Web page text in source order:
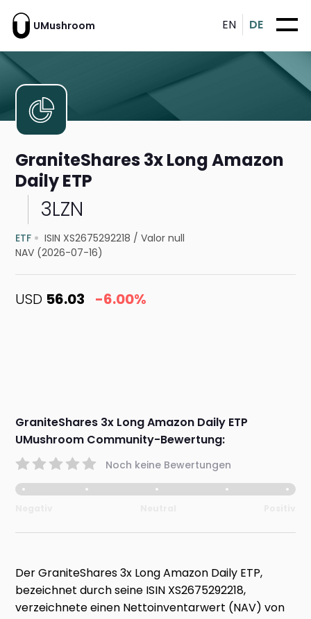
UMushroom EN DE
GraniteShares 3x Long Amazon
Daily ETP
3LZN
ETF ISIN XS2675292218 /Valor null
NAV (2026-07-16)
USD 56.03 -6.00%
GraniteShares 3x Long Amazon Daily ETP
UMushroom Community-Bewertung:
Noch keine Bewertungen
Der GraniteShares 3x Long Amazon Daily ETP,
bezeichnet durch seine ISIN XS2675292218,
verzeichnete einen Nettoinventarwert (NAV) von